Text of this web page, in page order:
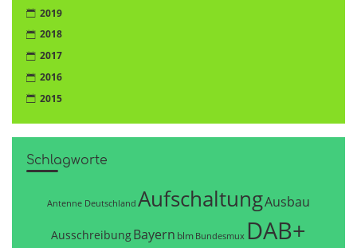
2019
2018
2017
2016
2015
Schlagworte
Antenne Deutschland AufschaltungAusbau
AusschreibungBayern blm Bundesmux DAB+